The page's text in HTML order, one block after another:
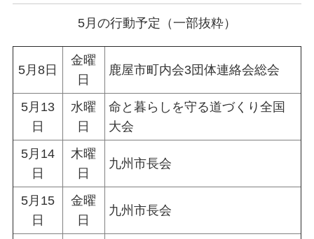
5月の行動予定（一部抜粋）
5月8日
金曜
日
鹿屋市町内会3団体連絡会総会
5月13
日
水曜
日
命と暮らしを守る道づくり全国
大会
5月14
日
木曜
日
九州市長会
5月15
日
金曜
日
九州市長会